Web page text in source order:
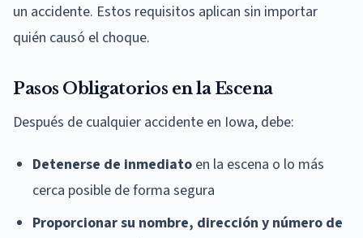
un accidente. Estos requisitos aplican sin importar
quién causó el choque.
Pasos Obligatorios en la Escena
Después de cualquier accidente en Iowa, debe:
Detenerse de inmediato en la escena o lo más
cerca posible de forma segura
Proporcionar su nombre, dirección y número de